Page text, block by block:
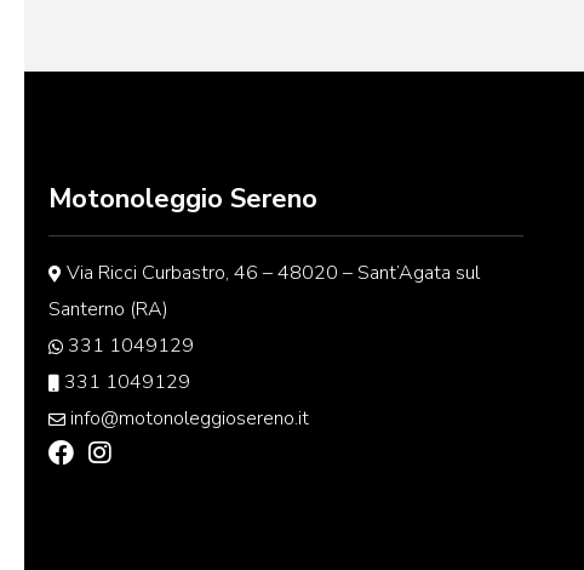
Motonoleggio Sereno
Via Ricci Curbastro, 46 – 48020 – Sant’Agata sul
Santerno (RA)
331 1049129
331 1049129
info@motonoleggiosereno.it